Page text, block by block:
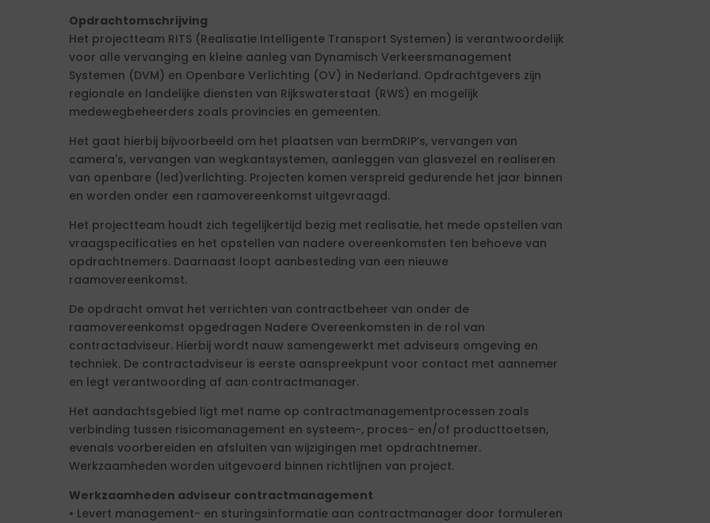
Opdrachtomschrijving
Het projectteam RITS (Realisatie Intelligente Transport Systemen) is verantwoordelijk
voor alle vervanging en kleine aanleg van Dynamisch Verkeersmanagement
Systemen (DVM) en Openbare Verlichting (OV) in Nederland. Opdrachtgevers zijn
regionale en landelijke diensten van Rijkswaterstaat (RWS) en mogelijk
medewegbeheerders zoals provincies en gemeenten.
Het gaat hierbij bijvoorbeeld om het plaatsen van bermDRIP’s, vervangen van
camera's, vervangen van wegkantsystemen, aanleggen van glasvezel en realiseren
van openbare (led)verlichting. Projecten komen verspreid gedurende het jaar binnen
en worden onder een raamovereenkomst uitgevraagd.
Het projectteam houdt zich tegelijkertijd bezig met realisatie, het mede opstellen van
vraagspecificaties en het opstellen van nadere overeenkomsten ten behoeve van
opdrachtnemers. Daarnaast loopt aanbesteding van een nieuwe
raamovereenkomst.
De opdracht omvat het verrichten van contractbeheer van onder de
raamovereenkomst opgedragen Nadere Overeenkomsten in de rol van
contractadviseur. Hierbij wordt nauw samengewerkt met adviseurs omgeving en
techniek. De contractadviseur is eerste aanspreekpunt voor contact met aannemer
en legt verantwoording af aan contractmanager.
Het aandachtsgebied ligt met name op contractmanagementprocessen zoals
verbinding tussen risicomanagement en systeem-, proces- en/of producttoetsen,
evenals voorbereiden en afsluiten van wijzigingen met opdrachtnemer.
Werkzaamheden worden uitgevoerd binnen richtlijnen van project.
Werkzaamheden adviseur contractmanagement
• Levert management- en sturingsinformatie aan contractmanager door formuleren